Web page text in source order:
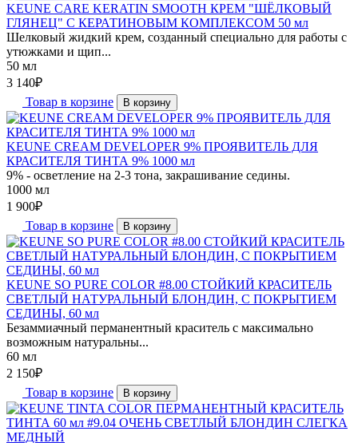
KEUNE CARE KERATIN SMOOTH КРЕМ "ШЁЛКОВЫЙ
ГЛЯНЕЦ" С КЕРАТИНОВЫМ КОМПЛЕКСОМ 50 мл
Шелковый жидкий крем, созданный специально для работы с
утюжками и щип...
50 мл
3 140₽
Товар в корзине
В корзину
KEUNE CREAM DEVELOPER 9% ПРОЯВИТЕЛЬ ДЛЯ
КРАСИТЕЛЯ ТИНТА 9% 1000 мл
9% - осветление на 2-3 тона, закрашивание седины.
1000 мл
1 900₽
Товар в корзине
В корзину
KEUNE SO PURE COLOR #8.00 СТОЙКИЙ КРАСИТЕЛЬ
СВЕТЛЫЙ НАТУРАЛЬНЫЙ БЛОНДИН, С ПОКРЫТИЕМ
СЕДИНЫ, 60 мл
Безаммиачный перманентный краситель с максимально
возможным натуральны...
60 мл
2 150₽
Товар в корзине
В корзину